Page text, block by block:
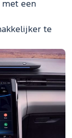
met een
te